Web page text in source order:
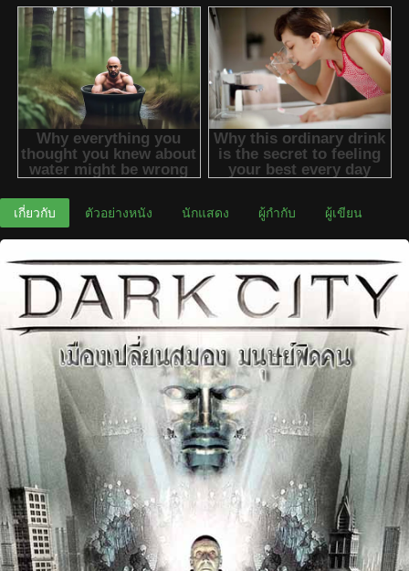
เกี่ยวกับ ตัวอย่างหนัง นักแสดง ผู้กำกับ ผู้เขียน